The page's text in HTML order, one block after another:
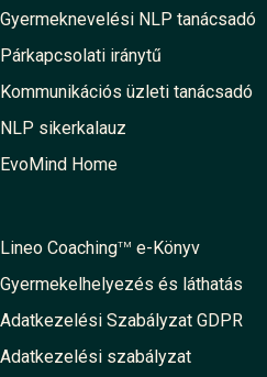
Gyermeknevelési NLP tanácsadó
Párkapcsolati iránytű
Kommunikációs üzleti tanácsadó
NLP sikerkalauz
EvoMind Home
Lineo CoachingTM e-Könyv
Gyermekelhelyezés és láthatás
Adatkezelési Szabályzat GDPR
Adatkezelési szabályzat